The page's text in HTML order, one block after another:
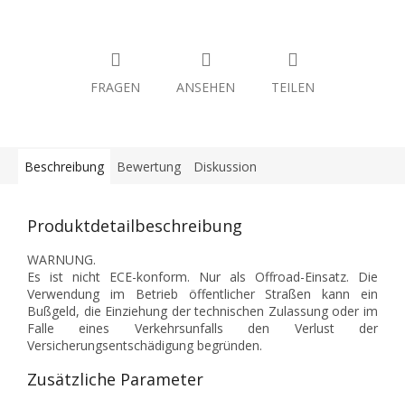
FRAGEN ANSEHEN TEILEN
Beschreibung Bewertung Diskussion
Produktdetailbeschreibung
WARNUNG.
Es ist nicht ECE-konform. Nur als Offroad-Einsatz. Die
Verwendung im Betrieb öffentlicher Straßen kann ein
Bußgeld, die Einziehung der technischen Zulassung oder im
Falle eines Verkehrsunfalls den Verlust der
Versicherungsentschädigung begründen.
Zusätzliche Parameter